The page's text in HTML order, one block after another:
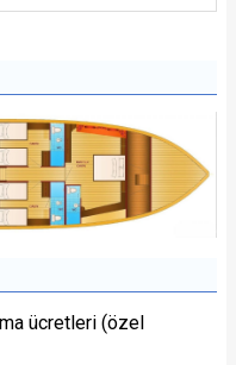
ücretleri (özel